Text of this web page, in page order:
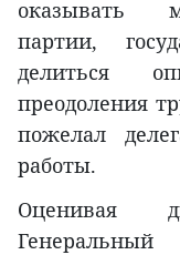
оказывать
партии,
делиться
преодоления
пожелал
работы.
Оценивая